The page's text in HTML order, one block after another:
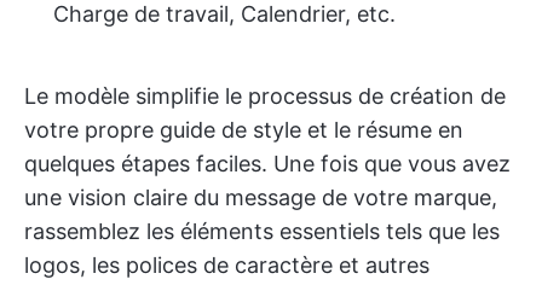
Charge de travail, Calendrier, etc.
Le modèle simplifie le processus de création de
votre propre guide de style et le résume en
quelques étapes faciles. Une fois que vous avez
une vision claire du message de votre marque,
rassemblez les éléments essentiels tels que les
logos, les polices de caractère et autres